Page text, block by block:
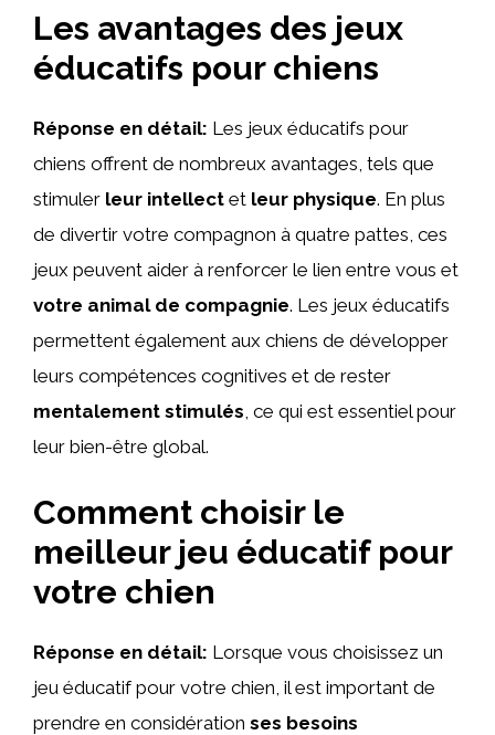
Les avantages des jeux
éducatifs pour chiens
Réponse en détail: Les jeux éducatifs pour
chiens offrent de nombreux avantages, tels que
stimuler leur intellect et leur physique. En plus
de divertir votre compagnon à quatre pattes, ces
jeux peuvent aider à renforcer le lien entre vous et
votre animal de compagnie. Les jeux éducatifs
permettent également aux chiens de développer
leurs compétences cognitives et de rester
mentalement stimulés, ce qui est essentiel pour
leur bien-être global.
Comment choisir le
meilleur jeu éducatif pour
votre chien
Réponse en détail: Lorsque vous choisissez un
jeu éducatif pour votre chien, il est important de
prendre en considération ses besoins